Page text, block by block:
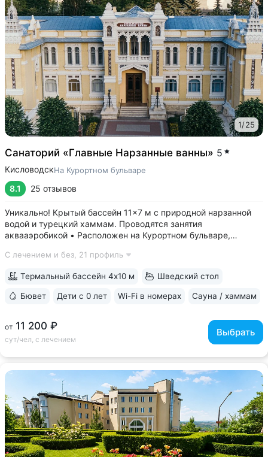
1/25
Санаторий «Главные Нарзанные ванны» 5
КисловодскНа Курортном бульваре
8.1 25 отзывов
Уникально! Крытый бассейн 11×7 м с природной нарзанной
водой и турецкий хаммам. Проводятся занятия
аквааэробикой • Расположен на Курортном бульваре,
Главные нарзанные ванны — памятник архитектуры
С лечением и без, 21 профиль
от 11 200 ₽
сут/чел, с лечением
Выбрать
Термальный бассейн 4х10 м Шведский стол
Бювет Дети с 0 лет Wi-Fi в номерах Сауна / хаммам